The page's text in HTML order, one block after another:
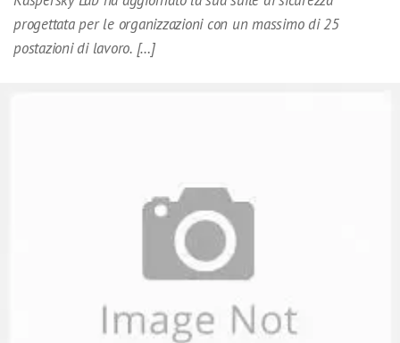
progettata per le organizzazioni con un massimo di 25
postazioni di lavoro. […]